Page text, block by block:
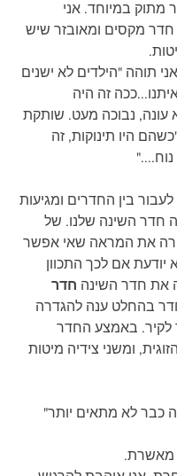
מתוק במיוחד. אני
מקסים ומאובזר שיש
תוהה "הילדים לא ישנים
זה היה
נבוכה מעט. שותקת
היו תינוקות, זה
בין החדרים ומגיעות
חדר השינה שלנו. של
את המראה שאי אפשר
יודעת אם לכך התכוון
את חדר השינה חדר
בהחלט ענה להגדרה
לקיר. באמצע החדר
ומשני צידיה מיטות
כבר לא מתאים יותר"
מאשרת.